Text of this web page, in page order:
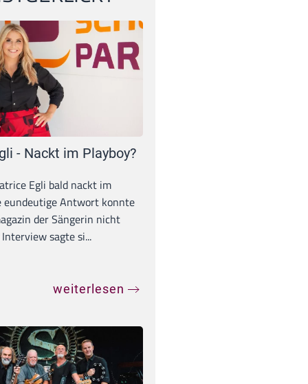
- Nackt im Playboy?
Egli bald nackt im
eundeutige Antwort konnte
der Sängerin nicht
sagte si...
weiterlesen